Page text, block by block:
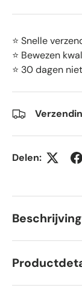
⭐ Snelle
⭐ Bewezen
⭐ 30 dagen
Delen:
Beschrijving